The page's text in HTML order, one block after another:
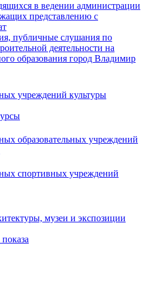
в ведении администрации
представлению с
публичные слушания по
деятельности на
образования город Владимир
учреждений культуры
образовательных учреждений
спортивных учреждений
музеи и экспозиции